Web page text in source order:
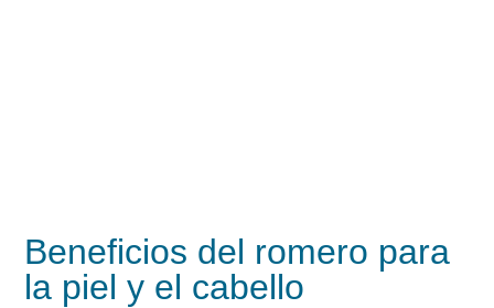
Beneficios del romero para
la piel y el cabello